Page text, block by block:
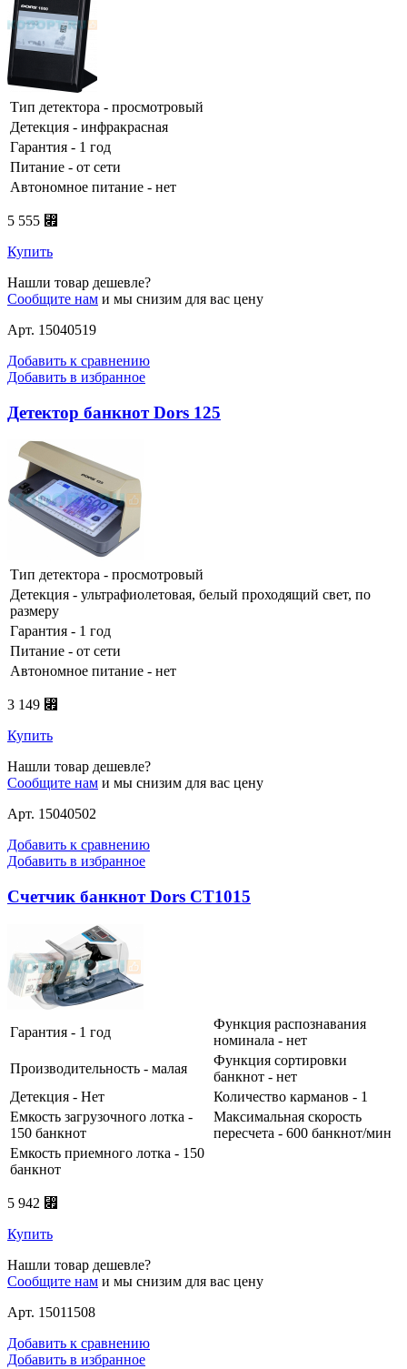
Тип детектора - просмотровый
Детекция - инфракрасная
Гарантия - 1 год
Питание - от сети
Автономное питание - нет
5 555 ⃏
Купить
Нашли товар дешевле?
Сообщите нам и мы снизим для вас цену
Арт. 15040519
Добавить к сравнению
Добавить в избранное
Детектор банкнот Dors 125
Тип детектора - просмотровый
Детекция - ультрафиолетовая, белый проходящий свет, по
размеру
Гарантия - 1 год
Питание - от сети
Автономное питание - нет
3 149 ⃏
Купить
Нашли товар дешевле?
Сообщите нам и мы снизим для вас цену
Арт. 15040502
Добавить к сравнению
Добавить в избранное
Счетчик банкнот Dors CT1015
Гарантия - 1 год
Функция распознавания
номинала - нет
Производительность - малая
Функция сортировки
банкнот - нет
Детекция - Нет
Количество карманов - 1
Емкость загрузочного лотка -
150 банкнот
Максимальная скорость
пересчета - 600 банкнот/мин
Емкость приемного лотка - 150
банкнот
5 942 ⃏
Купить
Нашли товар дешевле?
Сообщите нам и мы снизим для вас цену
Арт. 15011508
Добавить к сравнению
Добавить в избранное